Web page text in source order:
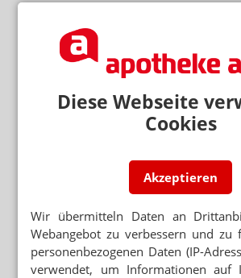
Diese Webseite
Cookies
Akzeptieren
Wir übermitteln Daten an
Webangebot zu verbessern und zu
personenbezogenen Daten (IP-
verwendet, um Informationen auf